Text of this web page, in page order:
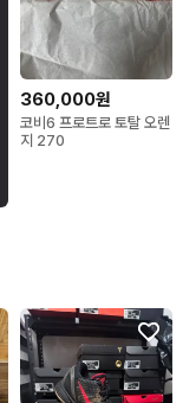
360,000원
코비6 프로트로 토탈 오렌
지 270